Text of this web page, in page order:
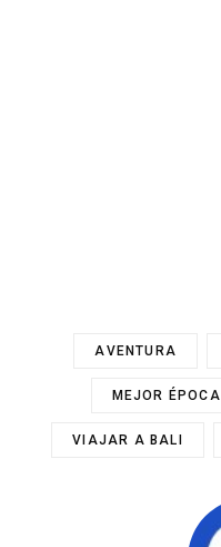
AVENTURA
MEJOR ÉPOCA
VIAJAR A BALI